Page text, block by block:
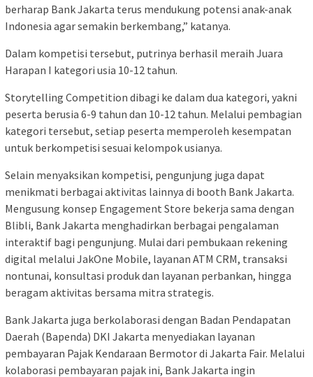
berharap Bank Jakarta terus mendukung potensi anak-anak
Indonesia agar semakin berkembang,” katanya.
Dalam kompetisi tersebut, putrinya berhasil meraih Juara
Harapan I kategori usia 10-12 tahun.
Storytelling Competition dibagi ke dalam dua kategori, yakni
peserta berusia 6-9 tahun dan 10-12 tahun. Melalui pembagian
kategori tersebut, setiap peserta memperoleh kesempatan
untuk berkompetisi sesuai kelompok usianya.
Selain menyaksikan kompetisi, pengunjung juga dapat
menikmati berbagai aktivitas lainnya di booth Bank Jakarta.
Mengusung konsep Engagement Store bekerja sama dengan
Blibli, Bank Jakarta menghadirkan berbagai pengalaman
interaktif bagi pengunjung. Mulai dari pembukaan rekening
digital melalui JakOne Mobile, layanan ATM CRM, transaksi
nontunai, konsultasi produk dan layanan perbankan, hingga
beragam aktivitas bersama mitra strategis.
Bank Jakarta juga berkolaborasi dengan Badan Pendapatan
Daerah (Bapenda) DKI Jakarta menyediakan layanan
pembayaran Pajak Kendaraan Bermotor di Jakarta Fair. Melalui
kolaborasi pembayaran pajak ini, Bank Jakarta ingin